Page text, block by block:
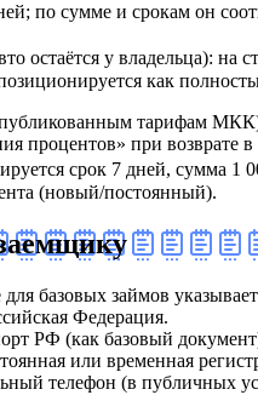
по сумме и срокам он
остаётся у владельца):
как
тарифам
процентов» при
срок 7 дней, сумма 1
(новый/постоянный).
для базовых займов
Федерация.
РФ (как базовый
или временная
телефон (в публичных